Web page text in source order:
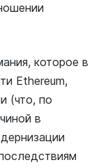
которое в
Ethereum,
(что, по
в